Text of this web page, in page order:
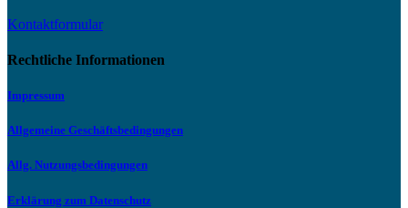
Kontaktformular
Rechtliche Informationen
Impressum
Allgemeine Geschäftsbedingungen
Allg. Nutzungsbedingungen
Erklärung zum Datenschutz